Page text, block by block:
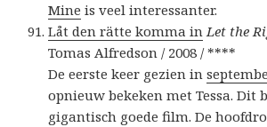
Mine is veel interessanter.
Låt den rätte komma in Let the
Tomas Alfredson / 2008 / ****
De eerste keer gezien in
opnieuw bekeken met Tessa. Dit
gigantisch goede film. De